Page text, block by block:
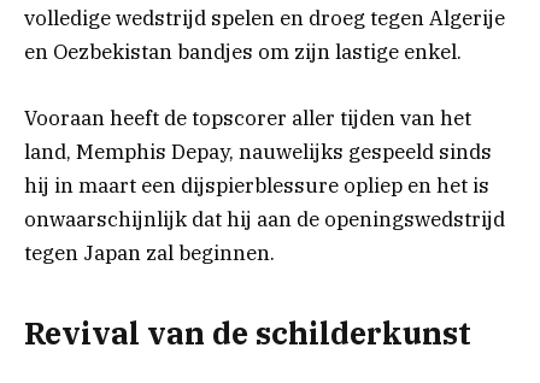
volledige wedstrijd spelen en droeg tegen Algerije
en Oezbekistan bandjes om zijn lastige enkel.
Vooraan heeft de topscorer aller tijden van het
land, Memphis Depay, nauwelijks gespeeld sinds
hij in maart een dijspierblessure opliep en het is
onwaarschijnlijk dat hij aan de openingswedstrijd
tegen Japan zal beginnen.
Revival van de schilderkunst